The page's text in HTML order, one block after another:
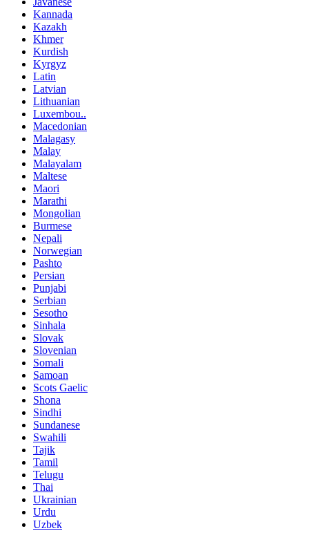
Kannada
Kazakh
Khmer
Kurdish
Kyrgyz
Latin
Latvian
Lithuanian
Luxembou..
Macedonian
Malagasy
Malay
Malayalam
Maltese
Maori
Marathi
Mongolian
Burmese
Nepali
Norwegian
Pashto
Persian
Punjabi
Serbian
Sesotho
Sinhala
Slovak
Slovenian
Somali
Samoan
Scots Gaelic
Shona
Sindhi
Sundanese
Swahili
Tajik
Tamil
Telugu
Thai
Ukrainian
Urdu
Uzbek